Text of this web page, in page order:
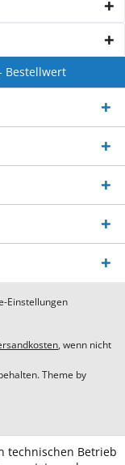
Bestellwert
Einstellungen
, wenn nicht
Theme by
technischen Betrieb